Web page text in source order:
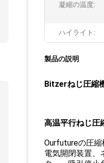
凝縮の温度:
ハイライト:
製品の説明
Bitzerねじ圧縮
高温平行ねじ圧
Ourfutureの圧
電気開閉装置、